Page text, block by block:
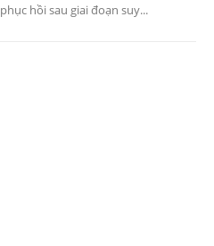
hồi sau giai đoạn suy...